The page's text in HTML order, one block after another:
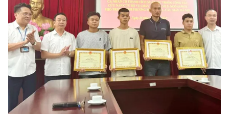
Giải sao mai
Làm đẹp
Chất lượng cuộc sống
Tuyển sinh
Học trực tuyến
Công nghệ
Hitech Công nghệ tương lai
Sản phẩm
Thị trường
Tư vấn
Giao lưu trực tuyến
Lịch phát sóng